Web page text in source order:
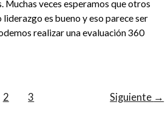
Muchas veces esperamos que otros
es bueno y eso parece ser
realizar una evaluación 360
2 3 Siguiente →